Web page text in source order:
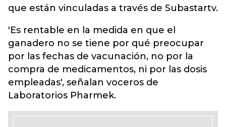
que están vinculadas a través de Subastartv.
'Es rentable en la medida en que el
ganadero no se tiene por qué preocupar
por las fechas de vacunación, no por la
compra de medicamentos, ni por las dosis
empleadas', señalan voceros de
Laboratorios Pharmek.